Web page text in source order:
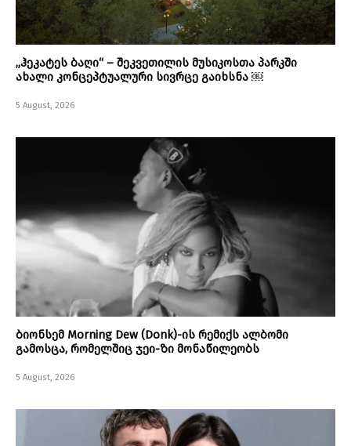
„ჰეკატეს ბაღი“ – შეკვეთილის მუსიკოსთა პარკში
ახალი კონცეპტუალური სივრცე გაიხსნა ￼
5 August, 2026
ბიონსემ Morning Dew (Donk)-ის რემიქს ალბომი
გამოსცა, რომელშიც ჯეი-ზი მონაწილეობს
5 August, 2026